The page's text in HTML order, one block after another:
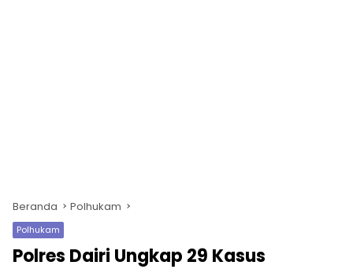
Beranda Polhukam
Polhukam
Polres Dairi Ungkap 29 Kasus